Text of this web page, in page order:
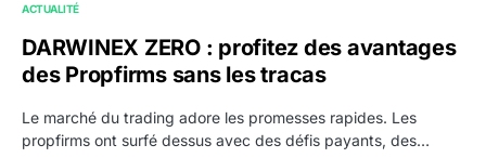
ACTUALITÉ
DARWINEX ZERO : profitez des avantages
des Propfirms sans les tracas
Le marché du trading adore les promesses rapides. Les
propfirms ont surfé dessus avec des défis payants, des…